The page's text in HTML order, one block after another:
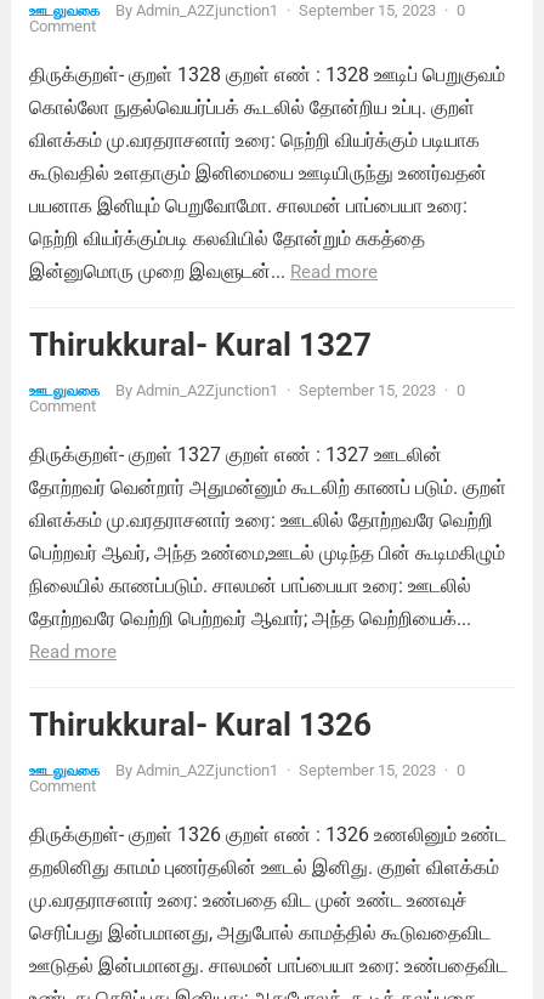
ஊடலுவகை By Admin_A2Zjunction1 · September 15, 2023 · 0
Comment
திருக்குறள்- குறள் 1328 குறள் எண் : 1328 ஊடிப் பெறுகுவம்
கொல்லோ நுதல்வெயர்ப்பக் கூடலில் தோன்றிய உப்பு. குறள்
விளக்கம் மு.வரதராசனார் உரை: நெற்றி வியர்க்கும் படியாக
கூடுவதில் உளதாகும் இனிமையை ஊடியிருந்து உணர்வதன்
பயனாக இனியும் பெறுவோமோ. சாலமன் பாப்பையா உரை:
நெற்றி வியர்க்கும்படி கலவியில் தோன்றும் சுகத்தை
இன்னுமொரு முறை இவளுடன்... Read more
Thirukkural- Kural 1327
ஊடலுவகை By Admin_A2Zjunction1 · September 15, 2023 · 0
Comment
திருக்குறள்- குறள் 1327 குறள் எண் : 1327 ஊடலின்
தோற்றவர் வென்றார் அதுமன்னும் கூடலிற் காணப் படும். குறள்
விளக்கம் மு.வரதராசனார் உரை: ஊடலில் தோற்றவரே வெற்றி
பெற்றவர் ஆவர், அந்த உண்மை,ஊடல் முடிந்த பின் கூடிமகிழும்
நிலையில் காணப்படும். சாலமன் பாப்பையா உரை: ஊடலில்
தோற்றவரே வெற்றி பெற்றவர் ஆவார்; அந்த வெற்றியைக்...
Read more
Thirukkural- Kural 1326
ஊடலுவகை By Admin_A2Zjunction1 · September 15, 2023 · 0
Comment
திருக்குறள்- குறள் 1326 குறள் எண் : 1326 உணலினும் உண்ட
தறலினிது காமம் புணர்தலின் ஊடல் இனிது. குறள் விளக்கம்
மு.வரதராசனார் உரை: உண்பதை விட முன் உண்ட உணவுச்
செரிப்பது இன்பமானது, அதுபோல் காமத்தில் கூடுவதைவிட
ஊடுதல் இன்பமானது. சாலமன் பாப்பையா உரை: உண்பதைவிட